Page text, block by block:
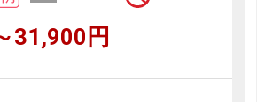
31,900円